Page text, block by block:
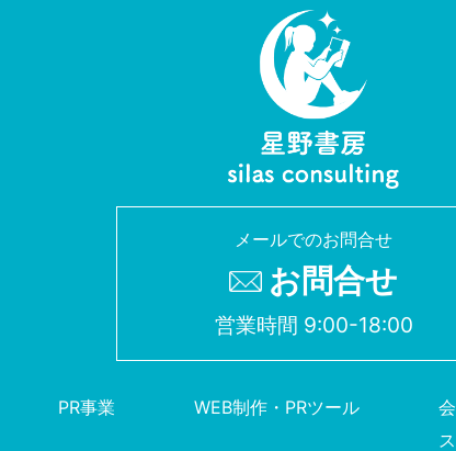
メールでのお問合せ
お問合せ
営業時間 9:00-18:00
PR事業 WEB制作・PRツール